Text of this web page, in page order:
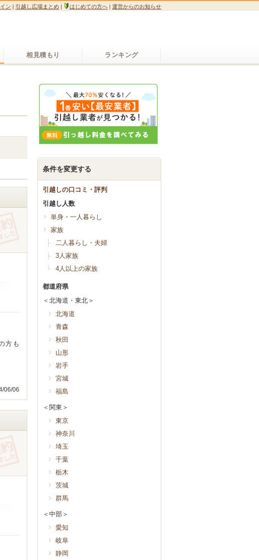
ン | 引越し広場まとめ | はじめての方へ | 運営からのお知らせ
相見積もり ランキング
(契約しました)
方も
06/06
(契約しました)
条件を変更する
引越しの口コミ・評判
引越し人数
単身・一人暮らし
家族
├
二人暮らし・夫婦
├
3人家族
└
4人以上の家族
都道府県
＜北海道・東北＞
北海道
青森
秋田
山形
岩手
宮城
福島
＜関東＞
東京
神奈川
埼玉
千葉
栃木
茨城
群馬
＜中部＞
愛知
岐阜
静岡